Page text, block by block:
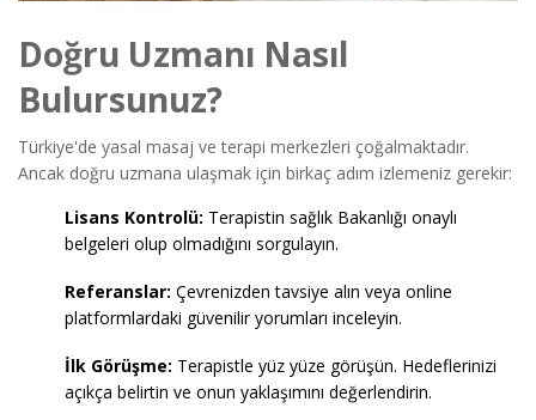
Doğru Uzmanı Nasıl
Bulursunuz?
Türkiye'de yasal masaj ve terapi merkezleri çoğalmaktadır.
Ancak doğru uzmana ulaşmak için birkaç adım izlemeniz gerekir:
Lisans Kontrolü: Terapistin sağlık Bakanlığı onaylı
belgeleri olup olmadığını sorgulayın.
Referanslar: Çevrenizden tavsiye alın veya online
platformlardaki güvenilir yorumları inceleyin.
İlk Görüşme: Terapistle yüz yüze görüşün. Hedeflerinizi
açıkça belirtin ve onun yaklaşımını değerlendirin.